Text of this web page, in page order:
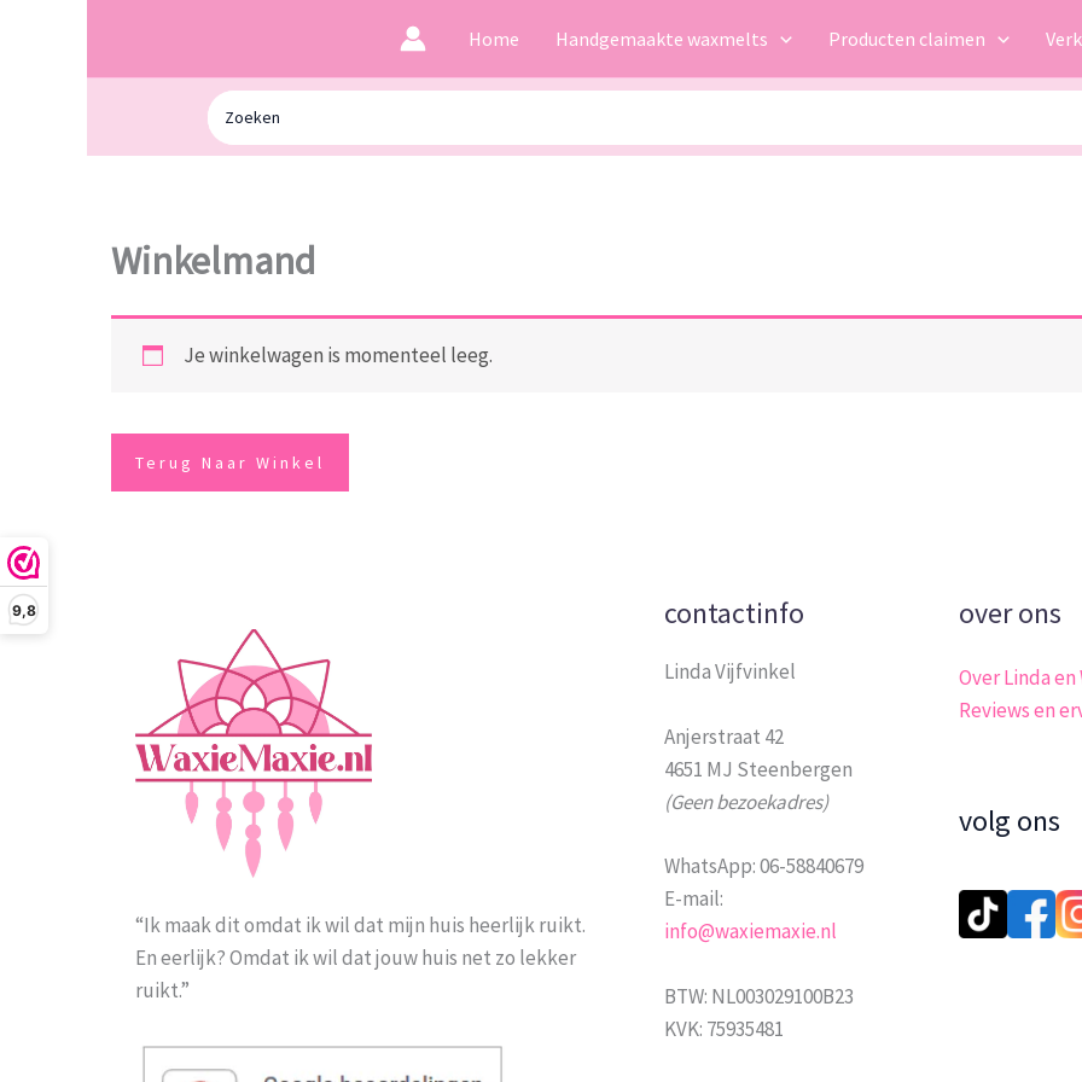
9,8
Home Handgemaakte waxmelts Producten claimen
Zoeken
naar:
Winkelmand
Je winkelwagen is momenteel leeg.
Terug Naar Winkel
“Ik maak dit omdat ik wil dat mijn huis heerlijk ruikt.
En eerlijk? Omdat ik wil dat jouw huis net zo lekker
ruikt.”
contactinfo
Linda Vijfvinkel
Anjerstraat 42
4651 MJ Steenbergen
(Geen bezoekadres)
WhatsApp: 06-58840679
E-mail:
info@waxiemaxie.nl
BTW: NL003029100B23
KVK: 75935481
over ons
Over Linda en
Reviews en
volg ons